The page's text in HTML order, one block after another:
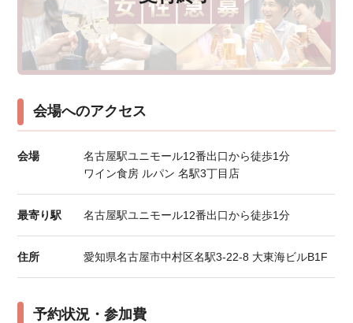
会場へのアクセス
会場
名古屋駅ユニモール12番出口から徒歩1分
ワイン食房 ルパン 名駅3丁目店
最寄り駅 名古屋駅ユニモール12番出口から徒歩1分
住所 愛知県名古屋市中村区名駅3-22-8 大東海ビルB1F
予約状況・参加費